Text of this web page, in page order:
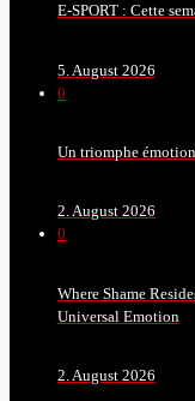
E-SPORT : Cette
5. August 2026
0
Un triomphe
2. August 2026
0
Where Shame
Universal Emotion
2. August 2026